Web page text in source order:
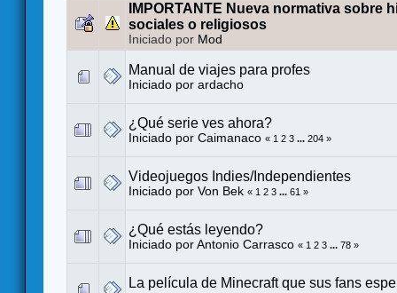
IMPORTANTE Nueva normativa sobre
sociales o religiosos
Iniciado por Mod
Manual de viajes para profes
Iniciado por ardacho
¿Qué serie ves ahora?
Iniciado por Caimanaco « 1 2 3 ... 204 »
Videojuegos Indies/Independientes
Iniciado por Von Bek « 1 2 3 ... 61 »
¿Qué estás leyendo?
Iniciado por Antonio Carrasco « 1 2 3 ... 78 »
La película de Minecraft que sus fans